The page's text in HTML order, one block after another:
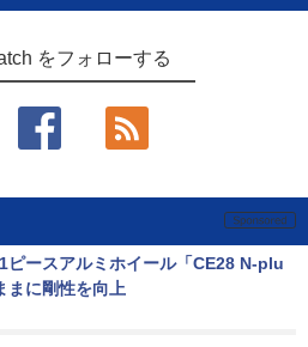
をフォローする
ピースアルミホイール「CE28 N-plu
まに剛性を向上